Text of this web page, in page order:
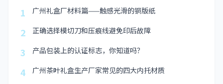
1
广州礼盒厂材料篇——触感光滑的铜版纸
2 正确选择模切刀和压痕线避免印后故障
3 产品包装上的认证标志，你知道吗？
4 广州茶叶礼盒生产厂家常见的四大内托材质